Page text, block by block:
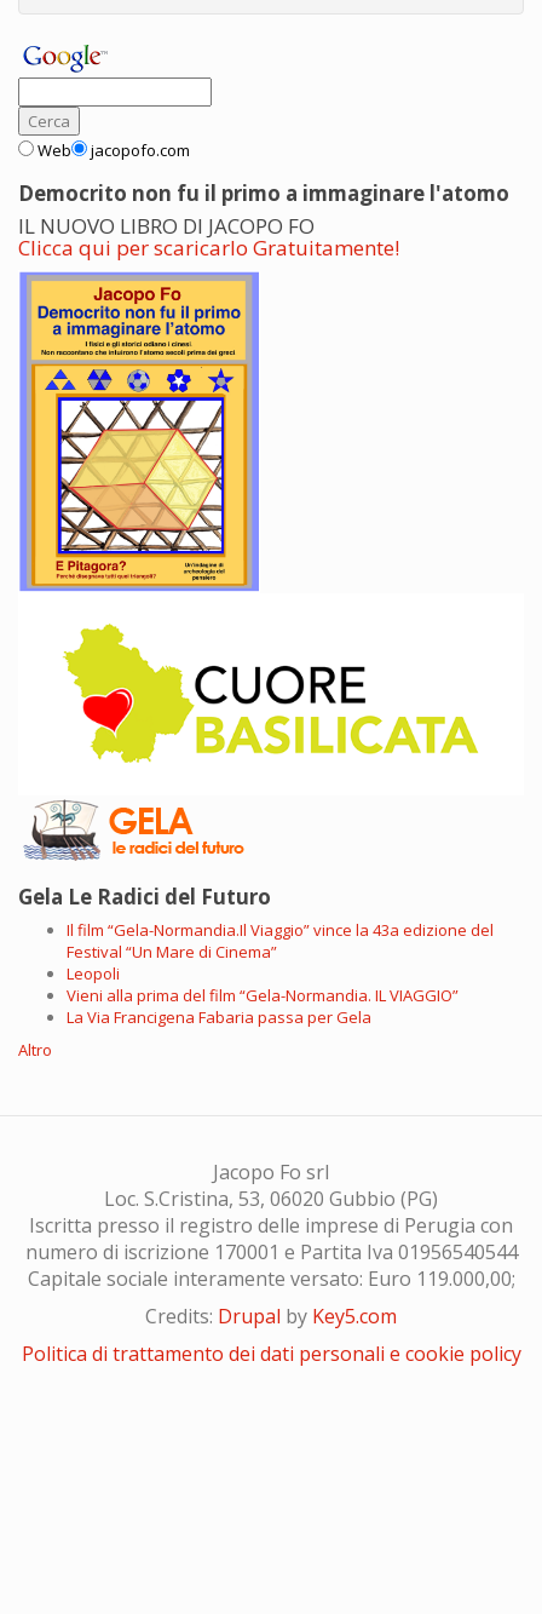
Web jacopofo.com
Democrito non fu il primo a immaginare l'atomo
IL NUOVO LIBRO DI JACOPO FO
Clicca qui per scaricarlo Gratuitamente!
Gela Le Radici del Futuro
Il film “Gela-Normandia.Il Viaggio” vince la 43a edizione del
Festival “Un Mare di Cinema”
Leopoli
Vieni alla prima del film “Gela-Normandia. IL VIAGGIO”
La Via Francigena Fabaria passa per Gela
Altro
Jacopo Fo srl
Loc. S.Cristina, 53, 06020 Gubbio (PG)
Iscritta presso il registro delle imprese di Perugia con
numero di iscrizione 170001 e Partita Iva 01956540544
Capitale sociale interamente versato: Euro 119.000,00;
Credits: Drupal by Key5.com
Politica di trattamento dei dati personali e cookie policy